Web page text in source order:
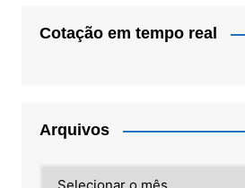
Cotação em tempo real
Arquivos